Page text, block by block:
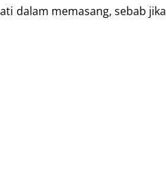
dalam memasang, sebab jika